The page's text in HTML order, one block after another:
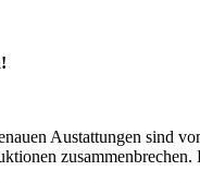
Austattungen sind